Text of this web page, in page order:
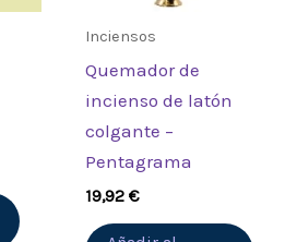
Inciensos
Quemador de
incienso de latón
colgante –
Pentagrama
19,92€